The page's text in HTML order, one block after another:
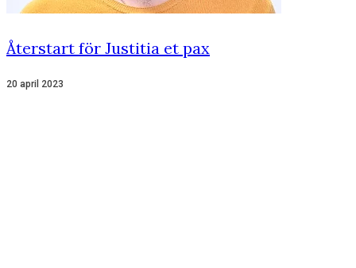
Återstart för Justitia et pax
20 april 2023